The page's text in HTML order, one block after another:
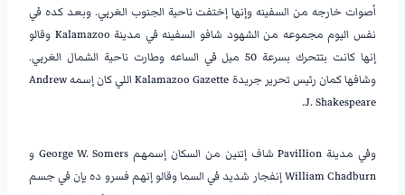
أصوات خارجه من السفينه وإنها إختفت ناحية الجنوب الغربي. وبعد كده في
نفس اليوم مجموعه من الشهود شافو السفينه في مدينة Kalamazoo وقالو
إنها كانت بتتحرك بسرعة 50 ميل في الساعه وطارت ناحية الشمال الغربي.
وشافها كمان رئيس تحرير جريدة Kalamazoo Gazette اللي كان إسمه Andrew
J. Shakespeare.
وفي مدينة Pavillion شاف إتنين من السكان إسمهم George W. Somers و
William Chadburn إنفجار شديد في السما وقالو إنهم فسرو ده بإن في جسم